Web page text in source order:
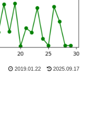
2019.01.22 2025.09.17